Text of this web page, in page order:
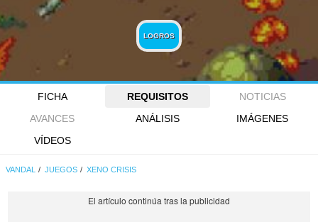
LOGROS
FICHA REQUISITOS
NOTICIAS
AVANCES
ANÁLISIS
IMÁGENES
VÍDEOS
VANDAL JUEGOS XENO CRISIS